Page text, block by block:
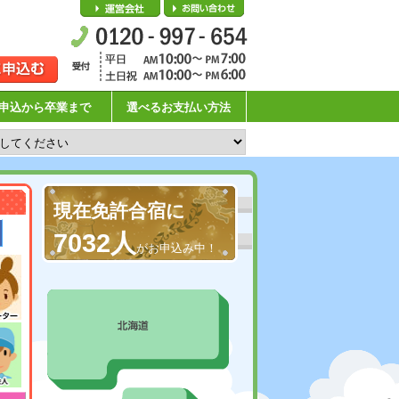
会社概要
込から卒業まで 選べるお支払い方法
現在免許合宿に
7032人がお申込み中！